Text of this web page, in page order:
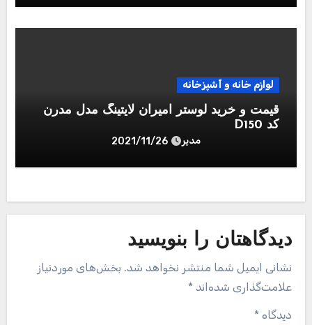
لوازم خانه و آشپزخانه
قیمت و خرید لوستر امیران لایتینگ مدل مدرن
کد D150
مدیر 2021/11/26
دیدگاهتان را بنویسید
نشانی ایمیل شما منتشر نخواهد شد. بخش‌های موردنیاز
علامت‌گذاری شده‌اند *
دیدگاه *